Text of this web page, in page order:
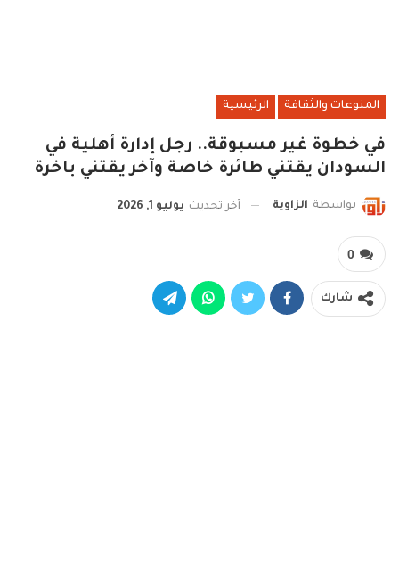
المنوعات والثقافة الرئيسية
في خطوة غير مسبوقة.. رجل إدارة أهلية في
السودان يقتني طائرة خاصة وآخر يقتني باخرة
بواسطة الزاوية آخر تحديث يوليو 1, 2026
0
شارك